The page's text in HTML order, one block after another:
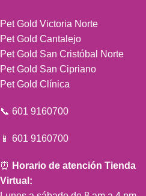
Pet Gold Victoria Norte
Pet Gold Cantalejo
Pet Gold San Cristóbal Norte
Pet Gold San Cipriano
Pet Gold Clínica
📞 601 9160700
📱 601 9160700
⏰ Horario de atención Tienda
Virtual: